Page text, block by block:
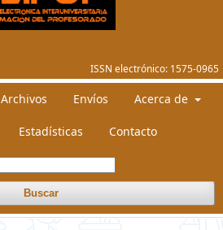
ISSN electrónico: 1575-0965
Archivos Envíos Acerca de
Estadísticas Contacto
Buscar